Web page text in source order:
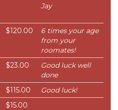
Jay
$120.00
6 times your age
from your
roomates!
$23.00
Good luck well
done
$115.00
Good luck!
$15.00